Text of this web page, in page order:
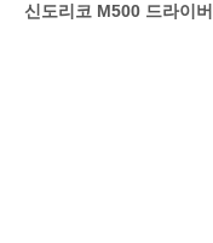
신도리코 M500 드라이